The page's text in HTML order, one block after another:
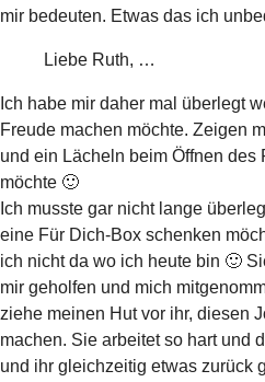
mir bedeuten. Etwas das ich
Liebe Ruth, …
Ich habe mir daher mal überlegt
Freude machen möchte. Zeigen
und ein Lächeln beim Öffnen des
möchte 🙂
Ich musste gar nicht lange
eine Für Dich-Box schenken
ich nicht da wo ich heute bin 🙂
mir geholfen und mich
ziehe meinen Hut vor ihr, diesen
machen. Sie arbeitet so hart und
und ihr gleichzeitig etwas zurück